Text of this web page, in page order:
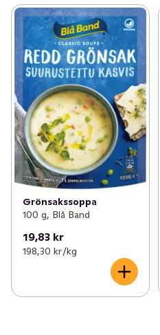
Grönsakssoppa
100 g, Blå Band
19,83 kr
198,30 kr /kg